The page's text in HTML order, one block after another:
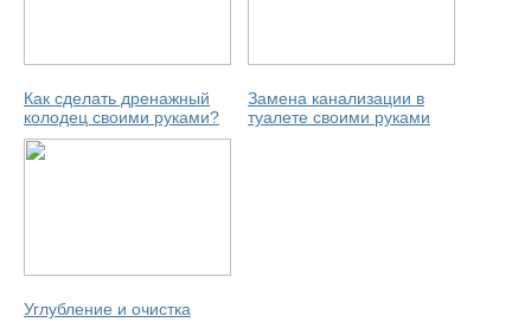
Как сделать дренажный
колодец своими руками?
Замена канализации в
туалете своими руками
Углубление и очистка